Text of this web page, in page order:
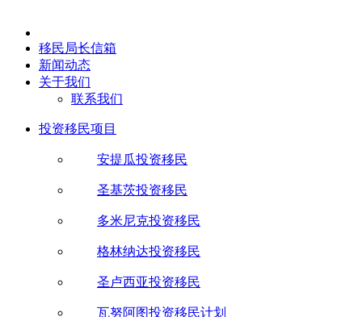
移民局长信箱
新闻动态
关于我们
联系我们
投资移民项目
安提瓜投资移民
圣基茨投资移民
多米尼克投资移民
格林纳达投资移民
圣卢西亚投资移民
瓦努阿图投资移民计划